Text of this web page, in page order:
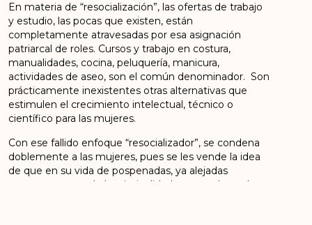
En materia de “resocialización”, las ofertas de trabajo
y estudio, las pocas que existen, están
completamente atravesadas por esa asignación
patriarcal de roles. Cursos y trabajo en costura,
manualidades, cocina, peluquería, manicura,
actividades de aseo, son el común denominador. Son
prácticamente inexistentes otras alternativas que
estimulen el crecimiento intelectual, técnico o
científico para las mujeres.
Con ese fallido enfoque “resocializador”, se condena
doblemente a las mujeres, pues se les vende la idea
de que en su vida de pospenadas, ya alejadas
supuestamente de la criminalidad, ese es el papel